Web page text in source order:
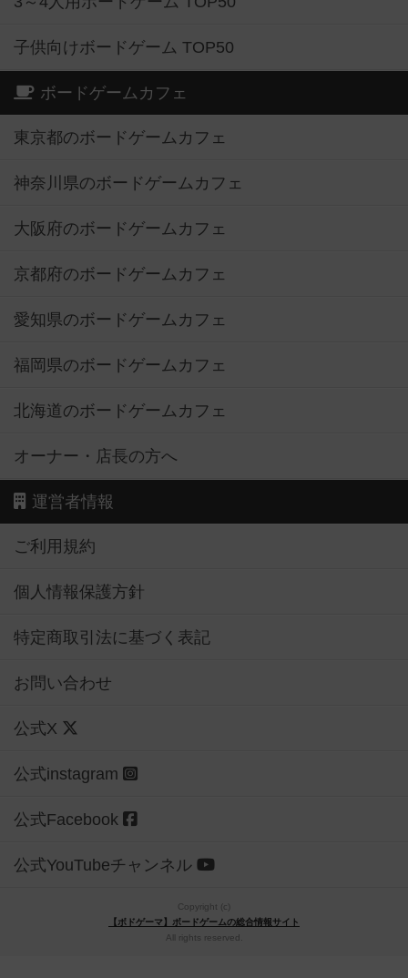
子供向けボードゲーム TOP50
ボードゲームカフェ
東京都のボードゲームカフェ
神奈川県のボードゲームカフェ
大阪府のボードゲームカフェ
京都府のボードゲームカフェ
愛知県のボードゲームカフェ
福岡県のボードゲームカフェ
北海道のボードゲームカフェ
オーナー・店長の方へ
運営者情報
ご利用規約
個人情報保護方針
特定商取引法に基づく表記
お問い合わせ
公式X
公式instagram
公式Facebook
公式YouTubeチャンネル
Copyright (c)
【ボドゲーマ】ボードゲームの総合情報サイト
All rights reserved.